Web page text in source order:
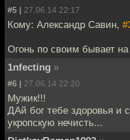
#5 | 27.06.14 22:17
Кому: Александр Савин,
Огонь по своим бывает
1nfecting »
#6 | 27.06.14 22:20
Мужик!!!
ДАй бог тебе здоровья и
укропскую нечисть...